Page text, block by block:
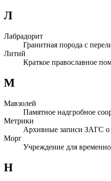
Л
Лабрадорит
Гранитная порода с
Литий
Краткое православное
М
Мавзолей
Памятное надгробное
Метрики
Архивные записи ЗАГС о
Морг
Учреждение для
Н